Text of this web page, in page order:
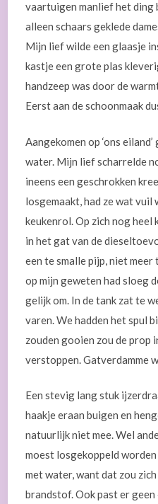
vaartuigen manlief het ding
alleen schaars geklede
Mijn lief wilde een glaasje
kastje een grote plas
handzeep was door de
Eerst aan de schoonmaak
Aangekomen op ‘ons
water. Mijn lief scharrelde
ineens een geschrokken
losgemaakt, had ze wat
keukenrol. Op zich nog heel
in het gat van de
een te smalle pijp, niet
op mijn geweten had sloeg
gelijk om. In de tank zat te
varen. We hadden het spul
zouden gooien zou de prop
verstoppen. Gatverdamme
Een stevig lang stuk
haakje eraan buigen en
natuurlijk niet mee. Wel
moest losgekoppeld
met water, want dat zou
brandstof. Ook past er